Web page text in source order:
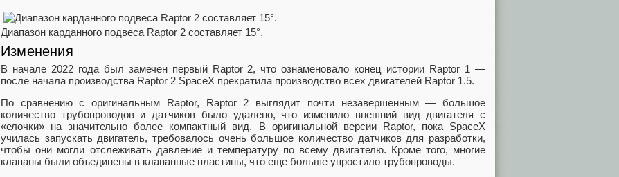
Диапазон карданного подвеса Raptor 2 составляет 15°.
Изменения
В начале 2022 года был замечен первый Raptor 2, что ознаменовало конец истории Raptor 1 —
после начала производства Raptor 2 SpaceX прекратила производство всех двигателей Raptor 1.5.
По сравнению с оригинальным Raptor, Raptor 2 выглядит почти незавершенным — большое
количество трубопроводов и датчиков было удалено, что изменило внешний вид двигателя с
«елочки» на значительно более компактный вид. В оригинальной версии Raptor, пока SpaceX
училась запускать двигатель, требовалось очень большое количество датчиков для разработки,
чтобы они могли отслеживать давление и температуру по всему двигателю. Кроме того, многие
клапаны были объединены в клапанные пластины, что еще больше упростило трубопроводы.